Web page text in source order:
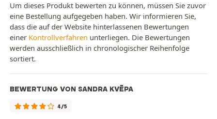
Um dieses Produkt bewerten zu können, müssen Sie zuvor
eine Bestellung aufgegeben haben. Wir informieren Sie,
dass die auf der Website hinterlassenen Bewertungen
einer Kontrollverfahren unterliegen. Die Bewertungen
werden ausschließlich in chronologischer Reihenfolge
sortiert.
BEWERTUNG VON SANDRA KVĒPA
4/5